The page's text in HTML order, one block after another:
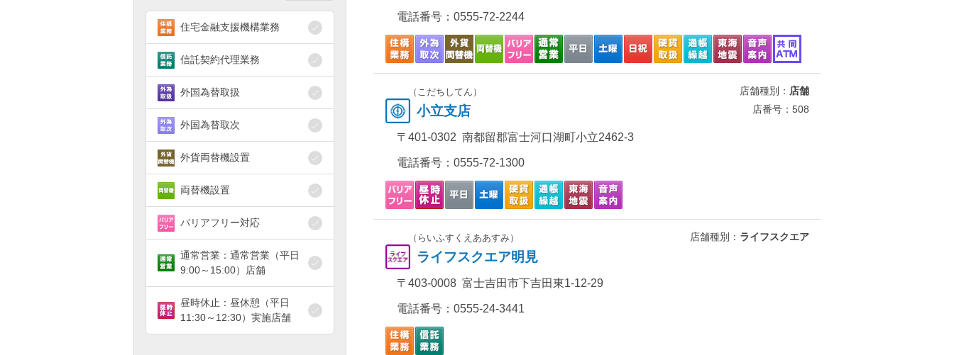
住宅金融支援機構業務
信託契約代理業務
外国為替取扱
外国為替取次
外貨両替機設置
両替機設置
バリアフリー対応
通常営業：通常営業（平日
9:00～15:00）店舗
昼時休止：昼休憩（平日
11:30～12:30）実施店舗
電話番号： 0555-72-2244
（こだちしてん）
小立支店
店舗種別： 店舗
店番号：508
〒401-0302 南都留郡富士河口湖町小立2462-3
電話番号： 0555-72-1300
（らいふすくえああすみ）
ライフスクエア明見
店舗種別： ライフスクエア
〒403-0008 富士吉田市下吉田東1-12-29
電話番号： 0555-24-3441